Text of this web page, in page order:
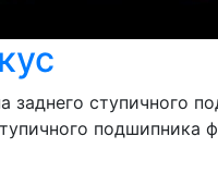
заднего ступичного
подшипника